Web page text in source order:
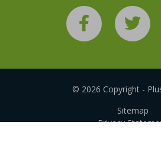
© 2026 Copyright -
Sitemap
Privacy